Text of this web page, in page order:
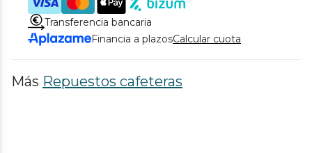
Transferencia bancaria
Financia a plazosCalcular cuota
Más Repuestos cafeteras